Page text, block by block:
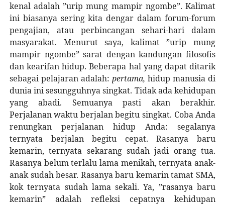
kenal adalah ”urip mung mampir ngombe”. Kalimat
ini biasanya sering kita dengar dalam forum-forum
pengajian, atau perbincangan sehari-hari dalam
masyarakat. Menurut saya, kalimat ”urip mung
mampir ngombe” sarat dengan kandungan filosofis
dan kearifan hidup. Beberapa hal yang dapat ditarik
sebagai pelajaran adalah: pertama,hidup manusia di
dunia ini sesungguhnya singkat. Tidak ada kehidupan
yang abadi. Semuanya pasti akan berakhir.
Perjalanan waktu berjalan begitu singkat. Coba Anda
renungkan perjalanan hidup Anda: segalanya
ternyata berjalan begitu cepat. Rasanya baru
kemarin, ternyata sekarang sudah jadi orang tua.
Rasanya belum terlalu lama menikah, ternyata anak-
anak sudah besar. Rasanya baru kemarin tamat SMA,
kok ternyata sudah lama sekali. Ya, ”rasanya baru
kemarin” adalah refleksi cepatnya kehidupan